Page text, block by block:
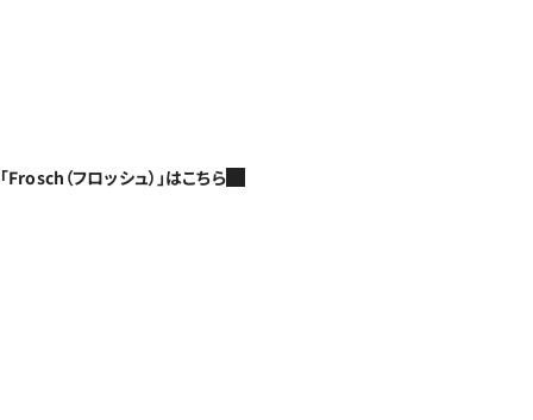
「Frosch（フロッシュ）」はこちら